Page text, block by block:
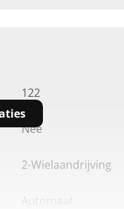
122
Nee
2-Wielaandrijving